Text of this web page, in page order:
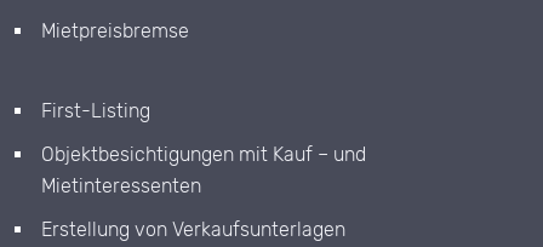
Mietpreisbremse
First-Listing
Objektbesichtigungen mit Kauf – und
Mietinteressenten
Erstellung von Verkaufsunterlagen